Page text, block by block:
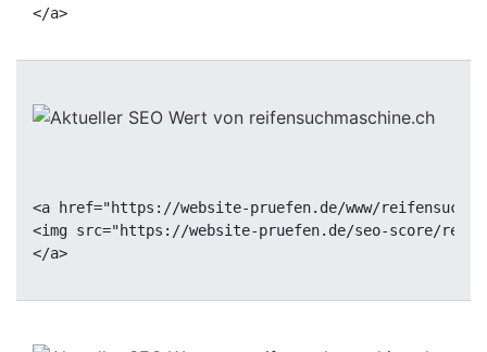
<a href="https://website-pruefen.de/www/
<img src="https://website-pruefen.de/seo-score/